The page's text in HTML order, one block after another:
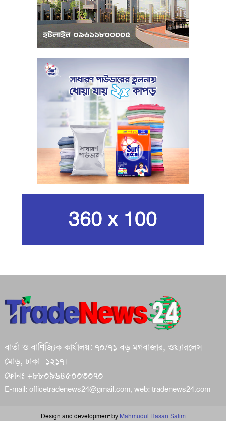
পাবেন ২৫ লাখ টাকা ঋণ
পুঁজিবাজারে অনিয়মের তথ্য প্রদানকারীর
সুরক্ষায় বিধিমালা প্রণয়ন
খামেনি হত্যার প্রতিশোধ নেওয়ার ঘোষণা
ইরানের রেভোল্যুশনারি গার্ডের
কার্বন কারখানার ধোঁয়ায় ক্ষতির মুখে কৃষি ও
পরিবেশ
ইরানের সর্বোচ্চ ধর্মীয় নেতা খামেনি নিহত
গান দিয়ে তারুণ্যে আধুনিকতা আনতে
শপথ করি যেন, আমাদের কাজগুলো মানুষের
ভাগ্যের পরিবর্তনের জন্য হয়: প্রধানমন্ত্রী
অন্তত ৪০ শিক্ষার্থী নিহত
বার্তা ও বাণিজ্যিক কার্যালয়: ৭০/৭১ বড় মগবাজার, ওয়্যারলেস
মোড়, ঢাকা- ১২১৭।
ফোনঃ +৮৮০৯৬৪৫০০৩০৭০
E-mail:officetradenews24@gmail.com, web:tradenews24.com
Design and development by Mahmudul Hasan Salim